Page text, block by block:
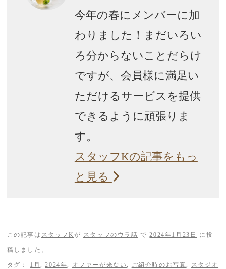
今年の春にメンバーに加
わりました！まだいろい
ろ分からないことだらけ
ですが、会員様に満足い
ただけるサービスを提供
できるように頑張りま
す。
スタッフKの記事をもっ
と見る
この記事は スタッフKが スタッフのウラ話 で2024年1月23日 に投
稿しました。
タグ： 1月,2024年, オファーが来ない, ご紹介時のお写真, スタジオ